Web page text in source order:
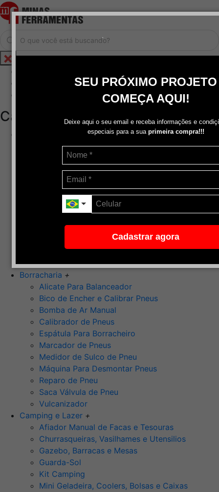
.
SEU PRÓXIMO PROJETO
COMEÇA AQUI!
Deixe aqui o seu email e receba informações e
especiais para a sua primeira compra!!!
Cadastrar agora
Cadastrar / Logar
Central de Atendimento
Categorias
Disco de Corte
Disco de Corte e Desbaste-Dupla Aplicação
Disco de Desbaste
Escovas de Aço
Escovas de Latão
Pasta Para Assentar Válvula
Pedra de Afiar
Ponta Montada (Oxido de Alumínio)
Rebolos
Borracharia +
Alicate Para Balanceador
Bico de Encher e Calibrar Pneus
Bomba de Ar Manual
Calibrador de Pneus
Espátula Para Borracheiro
Marcador de Pneus
Medidor de Sulco de Pneu
Máquina Para Desmontar Pneus
Reparo de Pneu
Saca Válvula de Pneu
Vulcanizador
Camping e Lazer +
Afiador Manual de Facas e Tesouras
Churrasqueiras, Vasilhames e Utensilios
Gazebo, Barracas e Mesas
Guarda-Sol
Kit Camping
Mini Geladeira, Coolers, Bolsas e Caixas